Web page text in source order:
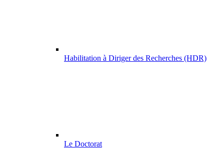
Habilitation à Diriger des Recherches (HDR)
Le Doctorat